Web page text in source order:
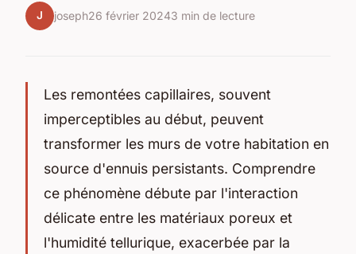
J joseph26 février 20243 min de lecture
Les remontées capillaires, souvent
imperceptibles au début, peuvent
transformer les murs de votre habitation en
source d'ennuis persistants. Comprendre
ce phénomène débute par l'interaction
délicate entre les matériaux poreux et
l'humidité tellurique, exacerbée par la